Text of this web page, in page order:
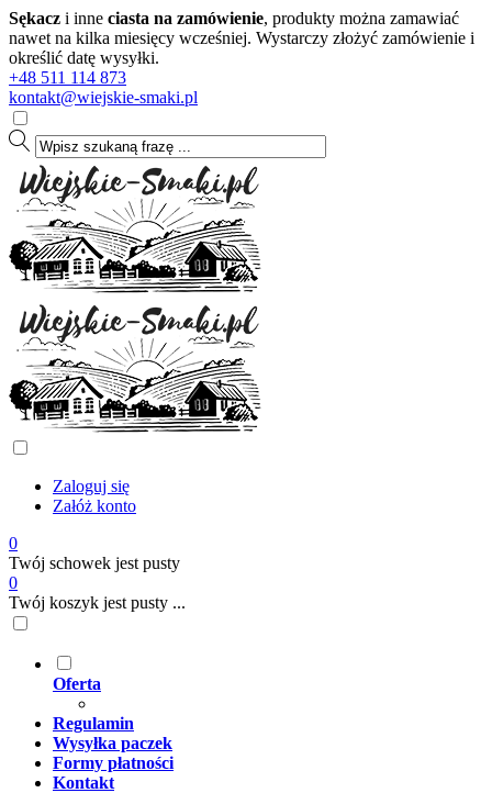
Sękacz i inne ciasta na zamówienie, produkty można zamawiać
nawet na kilka miesięcy wcześniej. Wystarczy złożyć zamówienie i
określić datę wysyłki.
+48 511 114 873
kontakt@wiejskie-smaki.pl
Zaloguj się
Załóż konto
0
Twój schowek jest pusty
0
Twój koszyk jest pusty ...
Oferta
Regulamin
Wysyłka paczek
Formy płatności
Kontakt